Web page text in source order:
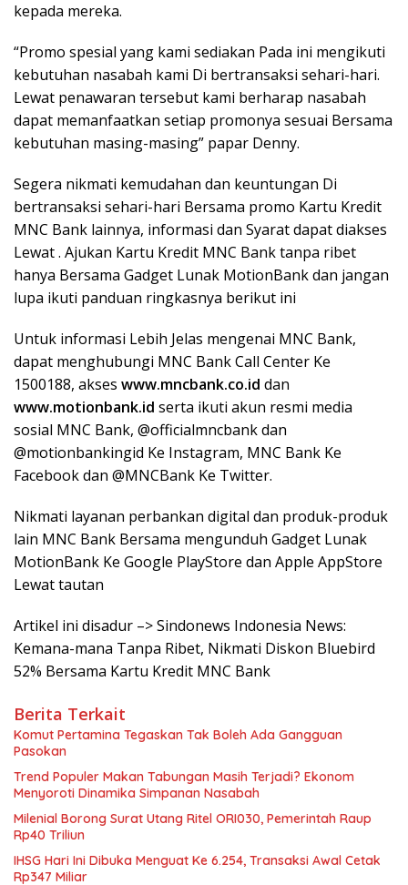
kepada mereka.
“Promo spesial yang kami sediakan Pada ini mengikuti
kebutuhan nasabah kami Di bertransaksi sehari-hari.
Lewat penawaran tersebut kami berharap nasabah
dapat memanfaatkan setiap promonya sesuai Bersama
kebutuhan masing-masing” papar Denny.
Segera nikmati kemudahan dan keuntungan Di
bertransaksi sehari-hari Bersama promo Kartu Kredit
MNC Bank lainnya, informasi dan Syarat dapat diakses
Lewat. Ajukan Kartu Kredit MNC Bank tanpa ribet
hanya Bersama Gadget Lunak MotionBank dan jangan
lupa ikuti panduan ringkasnya berikut ini
Untuk informasi Lebih Jelas mengenai MNC Bank,
dapat menghubungi MNC Bank Call Center Ke
1500188, akses www.mncbank.co.id dan
www.motionbank.id serta ikuti akun resmi media
sosial MNC Bank, @officialmncbank dan
@motionbankingid Ke Instagram, MNC Bank Ke
Facebook dan @MNCBank Ke Twitter.
Nikmati layanan perbankan digital dan produk-produk
lain MNC Bank Bersama mengunduh Gadget Lunak
MotionBank Ke Google PlayStore dan Apple AppStore
Lewat tautan
Artikel ini disadur –> Sindonews Indonesia News:
Kemana-mana Tanpa Ribet, Nikmati Diskon Bluebird
52% Bersama Kartu Kredit MNC Bank
Berita Terkait
Komut Pertamina Tegaskan Tak Boleh Ada Gangguan
Pasokan
Trend Populer Makan Tabungan Masih Terjadi? Ekonom
Menyoroti Dinamika Simpanan Nasabah
Milenial Borong Surat Utang Ritel ORI030, Pemerintah Raup
Rp40 Triliun
IHSG Hari Ini Dibuka Menguat Ke 6.254, Transaksi Awal Cetak
Rp347 Miliar